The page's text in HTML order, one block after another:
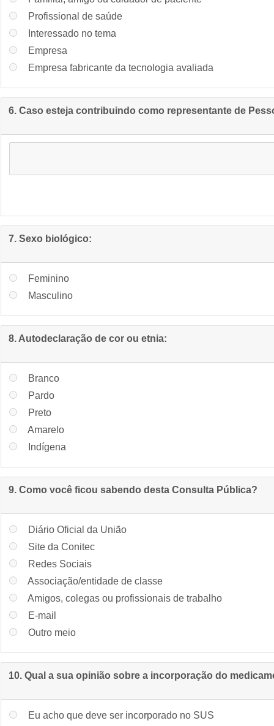
Profissional de saúde
Interessado no tema
Empresa
Empresa fabricante da tecnologia avaliada
6. Caso esteja contribuindo como representante de
7. Sexo biológico:
Feminino
Masculino
8. Autodeclaração de cor ou etnia:
Branco
Pardo
Preto
Amarelo
Indígena
9. Como você ficou sabendo desta Consulta Pública?
Diário Oficial da União
Site da Conitec
Redes Sociais
Associação/entidade de classe
Amigos, colegas ou profissionais de trabalho
E-mail
Outro meio
10. Qual a sua opinião sobre a incorporação do
Eu acho que deve ser incorporado no SUS